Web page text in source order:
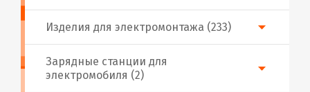
Изделия для электромонтажа (233)
Зарядные станции для
электромобиля (2)